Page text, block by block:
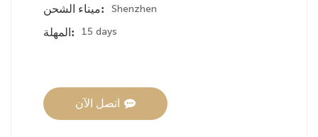
ميناء الشحن:
Shenzhen
المهلة:
15 days
اتصل الآن